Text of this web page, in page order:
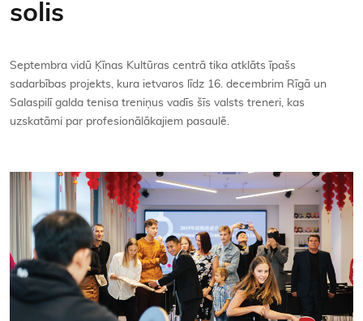
solis
Septembra vidū Ķīnas Kultūras centrā tika atklāts īpašs
sadarbības projekts, kura ietvaros līdz 16. decembrim Rīgā un
Salaspilī galda tenisa treniņus vadīs šīs valsts treneri, kas
uzskatāmi par profesionālākajiem pasaulē.